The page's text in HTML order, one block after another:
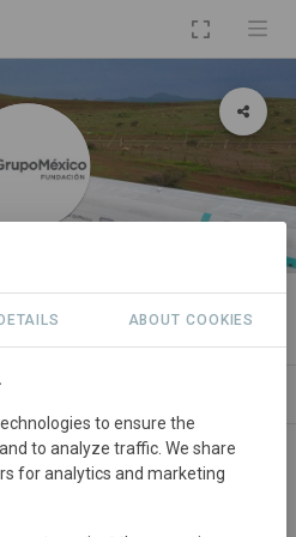
México
DETAILS ABOUT COOKIES
to ensure the
to analyze traffic. We share
for analytics and marketing